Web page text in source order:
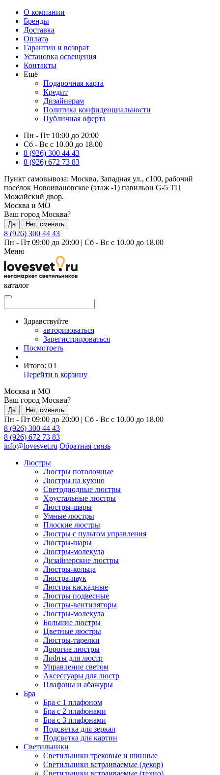
О компании
Бренды
Доставка
Оплата
Гарантии и возврат
Установка освещения
Контакты
Ещё
Подарочная карта
Кредит
Дизайнерам
Политика конфиденциальности
Публичная оферта
Пн - Пт 10:00 до 20:00
Сб - Вс с 10.00 до 18.00
8 (926) 300 44 43
8 (926) 672 73 83
Пункт самовывоза: Москва, Западная ул., с100, рабочий
посёлок Новоивановское (этаж -1) павильон G-5 ТЦ
Можайский двор.
Москва и МО
Ваш город Москва?
Да Нет, сменить
8 (926) 300 44 43
Пн - Пт 09:00 до 20:00 | Сб - Вс с 10.00 до 18.00
Меню
каталог
Здравствуйте
авторизоваться
Зарегистрироваться
Посмотреть
Итого: 0 i
Перейти в корзину
Москва и МО
Ваш город Москва?
Да Нет, сменить
Пн - Пт 09:00 до 20:00 | Сб - Вс с 10.00 до 18.00
8 (926) 300 44 43
8 (926) 672 73 83
info@lovesvet.ru Обратная связь
Люстры
Люстры потолочные
Люстры на кухню
Светодиодные люстры
Хрустальные люстры
Люстры-шары
Умные люстры
Плоские люстры
Люстры с пультом управления
Люстры-шары
Люстры-молекула
Дизайнерские люстры
Люстры-кольца
Люстра-паук
Люстры каскадные
Люстры подвесные
Люстры-вентиляторы
Люстры-молекула
Большие люстры
Цветные люстры
Люстры-тарелки
Дорогие люстры
Лифты для люстр
Управление светом
Аксессуары для люстр
Плафоны и абажуры
Бра
Бра с 1 плафоном
Бра с 2 плафонами
Бра с 3 плафонами
Подсветка для зеркал
Подсветка для картин
Светильники
Светильники трековые и шинные
Светильники встраиваемые (декор)
Светильники встраиваемые (техно)